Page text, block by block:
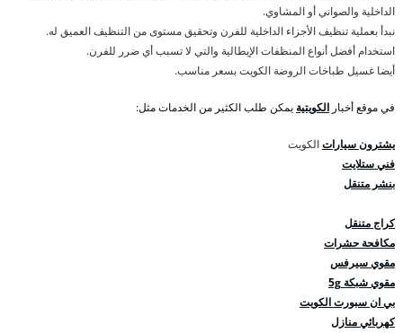
الداخلية والصواني أو المشاوي.
نبدأ بعملية تنظيف الأجزاء الداخلية للفرن وتحقيق مستوى من التنظيف العميق له.
استخدام أفضل أنواع المنظفات الإيطالية والتي لا تسبب أي ضرر للفرن.
أيضا غسيل طباخات الروضة الكويت بسعر مناسب.
في موقع أخبار الكويتية يمكن طلب الكثير من الخدمات مثل:
يشترون سياراتالكويت
فني ستلايت
بنشر متنقل
كراج متنقل
مكافحة حشرات
مقوي سيرفس
مقوي شبكة 5g
بي ان سبورت الكويت
كهربائي منازل